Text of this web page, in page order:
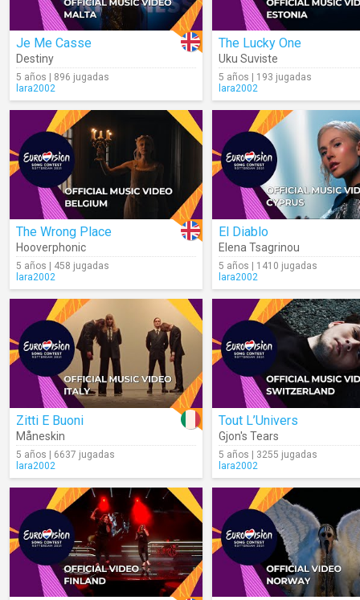
Je Me Casse
Destiny
5 años | 896 jugadas
lara2002
The Lucky One
Uku Suviste
5 años | 193 jugadas
lara2002
The Wrong Place
Hooverphonic
5 años | 458 jugadas
lara2002
El Diablo
Elena Tsagrinou
5 años | 1410 jugadas
lara2002
Zitti E Buoni
Måneskin
5 años | 6637 jugadas
lara2002
Tout L’Univers
Gjon's Tears
5 años | 3255 jugadas
lara2002